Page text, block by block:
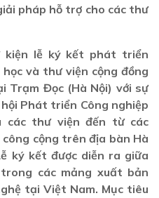
pháp hỗ trợ cho các thư
kiện lễ ký kết phát triển
và thư viện cộng đồng
Trạm Đọc (Hà Nội) với sự
Phát triển Công nghiệp
các thư viện đến từ các
cộng trên địa bàn Hà
ký kết được diễn ra giữa
các mảng xuất bản
tại Việt Nam. Mục tiêu